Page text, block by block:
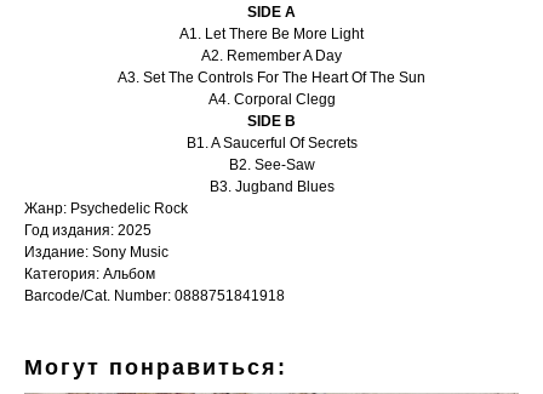
SIDE A
A1. Let There Be More Light
A2. Remember A Day
A3. Set The Controls For The Heart Of The Sun
A4. Corporal Clegg
SIDE B
B1. A Saucerful Of Secrets
B2. See-Saw
B3. Jugband Blues
Жанр: Psychedelic Rock
Год издания: 2025
Издание: Sony Music
Категория: Альбом
Barcode/Cat. Number: 0888751841918
Могут понравиться: